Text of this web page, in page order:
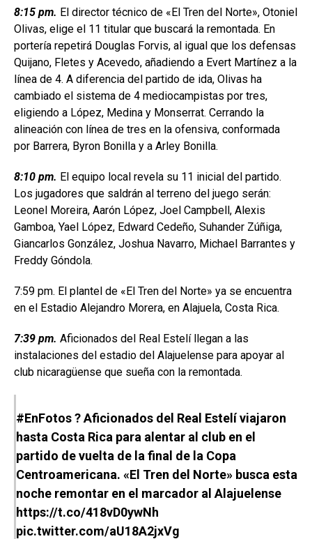
8:15 pm. El director técnico de «El Tren del Norte», Otoniel
Olivas, elige el 11 titular que buscará la remontada. En
portería repetirá Douglas Forvis, al igual que los defensas
Quijano, Fletes y Acevedo, añadiendo a Evert Martínez a la
línea de 4. A diferencia del partido de ida, Olivas ha
cambiado el sistema de 4 mediocampistas por tres,
eligiendo a López, Medina y Monserrat. Cerrando la
alineación con línea de tres en la ofensiva, conformada
por Barrera, Byron Bonilla y a Arley Bonilla.
8:10 pm. El equipo local revela su 11 inicial del partido.
Los jugadores que saldrán al terreno del juego serán:
Leonel Moreira, Aarón López, Joel Campbell, Alexis
Gamboa, Yael López, Edward Cedeño, Suhander Zúñiga,
Giancarlos González, Joshua Navarro, Michael Barrantes y
Freddy Góndola.
7:59 pm. El plantel de «El Tren del Norte» ya se encuentra
en el Estadio Alejandro Morera, en Alajuela, Costa Rica.
7:39 pm. Aficionados del Real Estelí llegan a las
instalaciones del estadio del Alajuelense para apoyar al
club nicaragüense que sueña con la remontada.
#EnFotos? Aficionados del Real Estelí viajaron
hasta Costa Rica para alentar al club en el
partido de vuelta de la final de la Copa
Centroamericana. «El Tren del Norte» busca esta
noche remontar en el marcador al Alajuelense
https://t.co/418vD0ywNh
pic.twitter.com/aU18A2jxVg